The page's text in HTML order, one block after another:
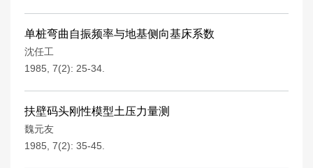
单桩弯曲自振频率与地基侧向基床系数
沈任工
1985, 7(2): 25-34.
扶壁码头刚性模型土压力量测
魏元友
1985, 7(2): 35-45.